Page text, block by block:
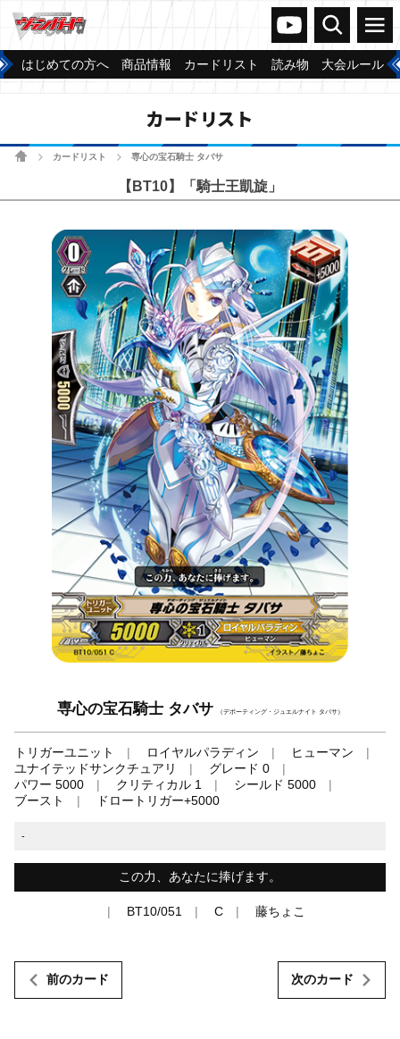
ヴァンガードch
検索 メニュー
はじめての方へ 商品情報 カードリスト 読み物 大会ルール
カードリスト
ホームカードリスト 専心の宝石騎士 タバサ
【BT10】「騎士王凱旋」
専心の宝石騎士 タバサ （デボーティング・ジュエルナイト タバサ）
トリガーユニット ロイヤルパラディン
ヒューマン
ユナイテッドサンクチュアリ
グレード 0
パワー 5000
クリティカル 1
シールド 5000
ブースト
ドロートリガー+5000
-
この力、あなたに捧げます。
BT10/051 C 藤ちょこ
前のカード 次のカード